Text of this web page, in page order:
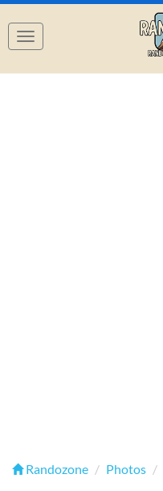
Navigation
Randozone Photos